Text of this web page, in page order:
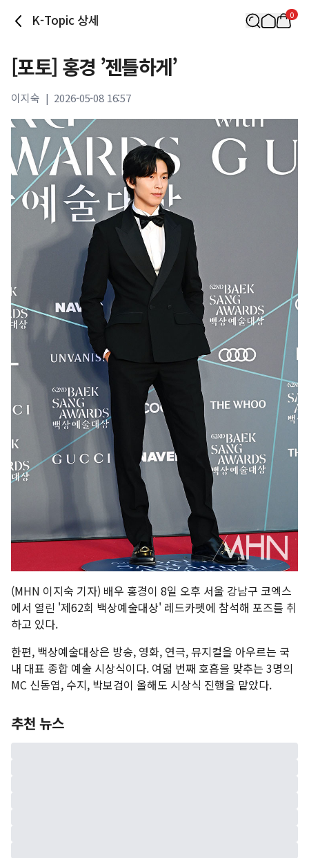
K-Topic 상세 0
[포토] 홍경 ’젠틀하게’
이지숙 | 2026-05-08 16:57
(MHN 이지숙 기자) 배우 홍경이 8일 오후 서울 강남구 코엑스
에서 열린 '제62회 백상예술대상' 레드카펫에 참석해 포즈를 취
하고 있다.
한편, 백상예술대상은 방송, 영화, 연극, 뮤지컬을 아우르는 국
내 대표 종합 예술 시상식이다. 여덟 번째 호흡을 맞추는 3명의
MC 신동엽, 수지, 박보검이 올해도 시상식 진행을 맡았다.
추천 뉴스